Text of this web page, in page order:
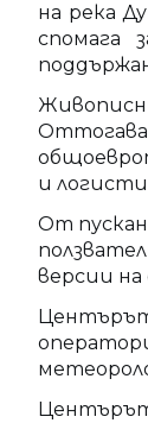
на река
спомага
Оттогава
и
От
версии